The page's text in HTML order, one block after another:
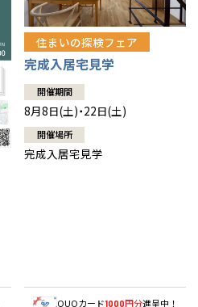
住まいの探検フェア
完成入居宅見学
開催期間
8月8日(土)・22日(土)
開催場所
完成入居宅見学
QUOカード1000円分進呈中！